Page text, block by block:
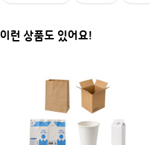
이런 상품도 있어요!